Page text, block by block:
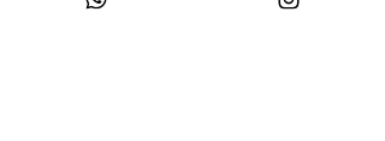
Ver todos os Wonders (858)